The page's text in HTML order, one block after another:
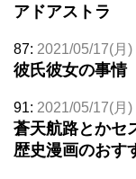
アドアストラ
87: 2021/05/17(月
彼氏彼女の事情
91: 2021/05/17(月
蒼天航路とかセ
歴史漫画のおす